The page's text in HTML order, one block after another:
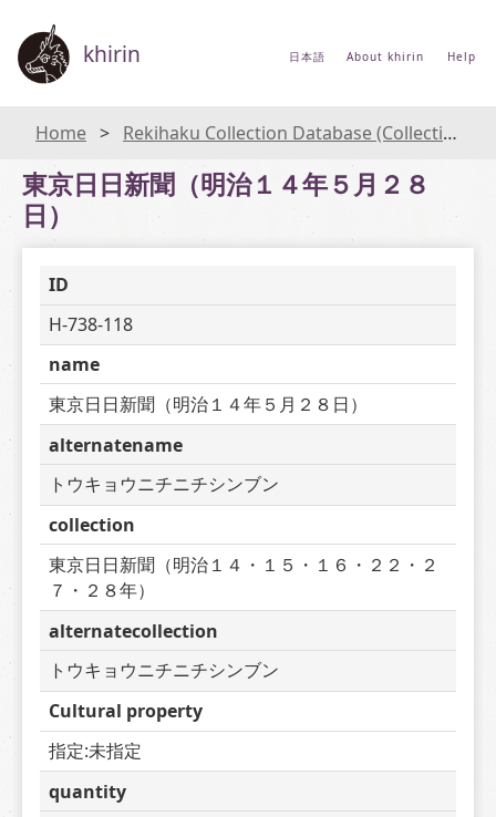
khirin 日本語 About khirin Help
Home Rekihaku Collection Database (Collections Database of the National Museum of Japanese History)
東京日日新聞（明治１４年５月２８
日）
ID
H-738-118
name
東京日日新聞（明治１４年５月２８日）
alternatename
トウキョウニチニチシンブン
collection
東京日日新聞（明治１４・１５・１６・２２・２
７・２８年）
alternatecollection
トウキョウニチニチシンブン
Cultural property
指定:未指定
quantity